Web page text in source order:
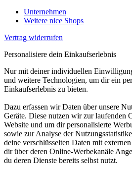
Unternehmen
Weitere nice Shops
Vertrag widerrufen
Personalisiere dein Einkaufserlebnis
Nur mit deiner individuellen
und weitere Technologien, um dir ein
Einkaufserlebnis zu bieten.
Dazu erfassen wir Daten über unsere
Geräte. Diese nutzen wir zur laufenden
Website und um dir personalisierte
sowie zur Analyse der
deine verschlüsselten Daten mit
dir über deren Online-Werbekanäle
du deren Dienste bereits selbst nutzt.